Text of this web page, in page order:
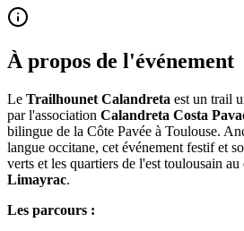
À propos de l'événement
Le Trailhounet Calandreta est un trail
par l'association Calandreta Costa
bilingue de la Côte Pavée à Toulouse.
langue occitane, cet événement festif et
verts et les quartiers de l'est toulousain au
Limayrac.
Les parcours :